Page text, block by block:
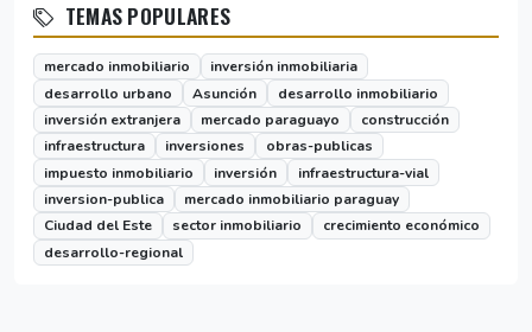
TEMAS POPULARES
mercado inmobiliario
inversión inmobiliaria
desarrollo urbano
Asunción
desarrollo inmobiliario
inversión extranjera
mercado paraguayo
construcción
infraestructura
inversiones
obras-publicas
impuesto inmobiliario
inversión
infraestructura-vial
inversion-publica
mercado inmobiliario paraguay
Ciudad del Este
sector inmobiliario
crecimiento económico
desarrollo-regional